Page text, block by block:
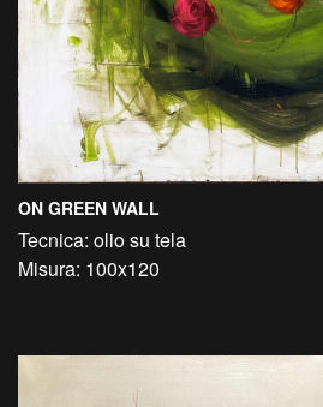
ON GREEN WALL
Tecnica: olio su tela
Misura: 100x120